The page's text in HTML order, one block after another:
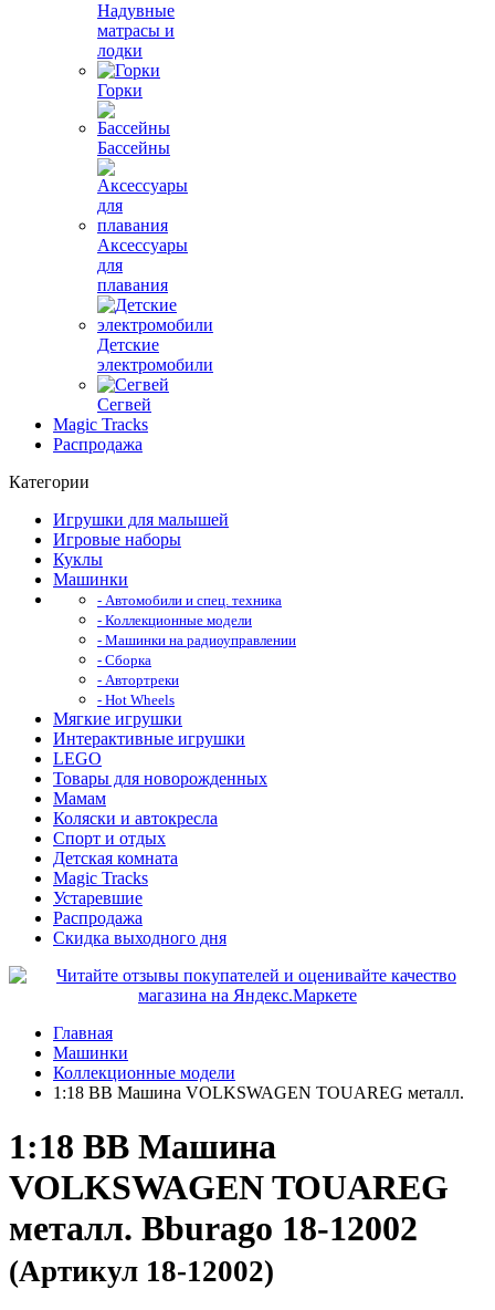
Надувные
матрасы и
лодки
Горки
Бассейны
Аксессуары
для
плавания
Детские
электромобили
Сегвей
Magic Tracks
Распродажа
Категории
Игрушки для малышей
Игровые наборы
Куклы
Машинки
- Автомобили и спец. техника
- Коллекционные модели
- Машинки на радиоуправлении
- Сборка
- Автортреки
- Hot Wheels
Мягкие игрушки
Интерактивные игрушки
LEGO
Товары для новорожденных
Мамам
Коляски и автокресла
Спорт и отдых
Детская комната
Magic Tracks
Устаревшие
Распродажа
Скидка выходного дня
Главная
Машинки
Коллекционные модели
1:18 BB Машина VOLKSWAGEN TOUAREG металл.
1:18 BB Машина
VOLKSWAGEN TOUAREG
металл. Bburago 18-12002
(Артикул 18-12002)